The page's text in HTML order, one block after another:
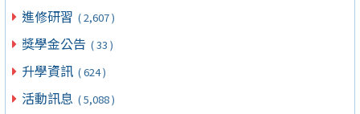
進修研習 ( 2,607 )
獎學金公告 ( 33 )
升學資訊 ( 624 )
活動訊息 ( 5,088 )